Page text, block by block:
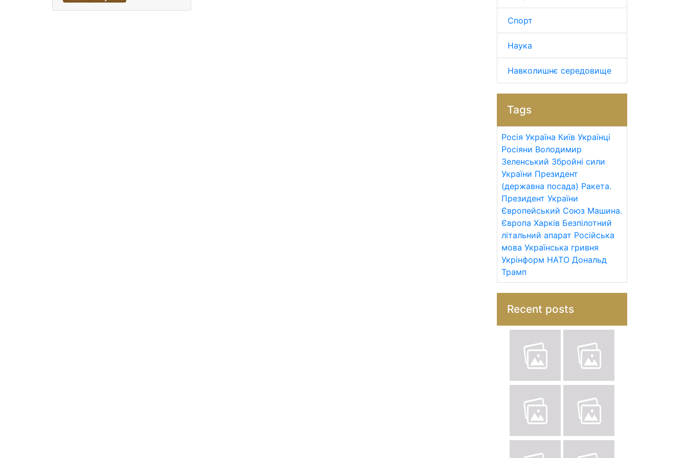
Спорт
Наука
Навколишнє середовище
Tags
Росія Україна Київ Українці
Росіяни Володимир
Зеленський Збройні сили
України Президент
(державна посада) Ракета.
Президент України
Європейський Союз Машина.
Європа Харків Безпілотний
літальний апарат Російська
мова Українська гривня
Укрінформ НАТО Дональд
Трамп
Recent posts